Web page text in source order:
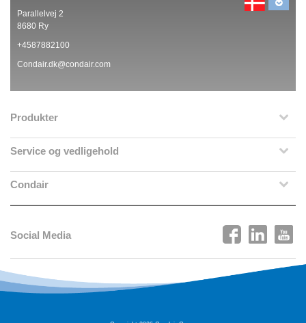
Parallelvej 2
8680 Ry
+4587882100
Condair.dk@condair.com
Produkter
Service og vedligehold
Condair
Social Media